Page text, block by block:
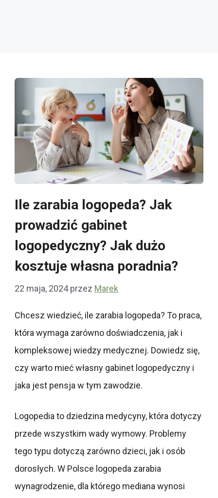
Ile zarabia logopeda? Jak
prowadzić gabinet
logopedyczny? Jak dużo
kosztuje własna poradnia?
22 maja, 2024 przez Marek
Chcesz wiedzieć, ile zarabia logopeda? To praca,
która wymaga zarówno doświadczenia, jak i
kompleksowej wiedzy medycznej. Dowiedz się,
czy warto mieć własny gabinet logopedyczny i
jaka jest pensja w tym zawodzie.
Logopedia to dziedzina medycyny, która dotyczy
przede wszystkim wady wymowy. Problemy
tego typu dotyczą zarówno dzieci, jak i osób
dorosłych. W Polsce logopeda zarabia
wynagrodzenie, dla którego mediana wynosi